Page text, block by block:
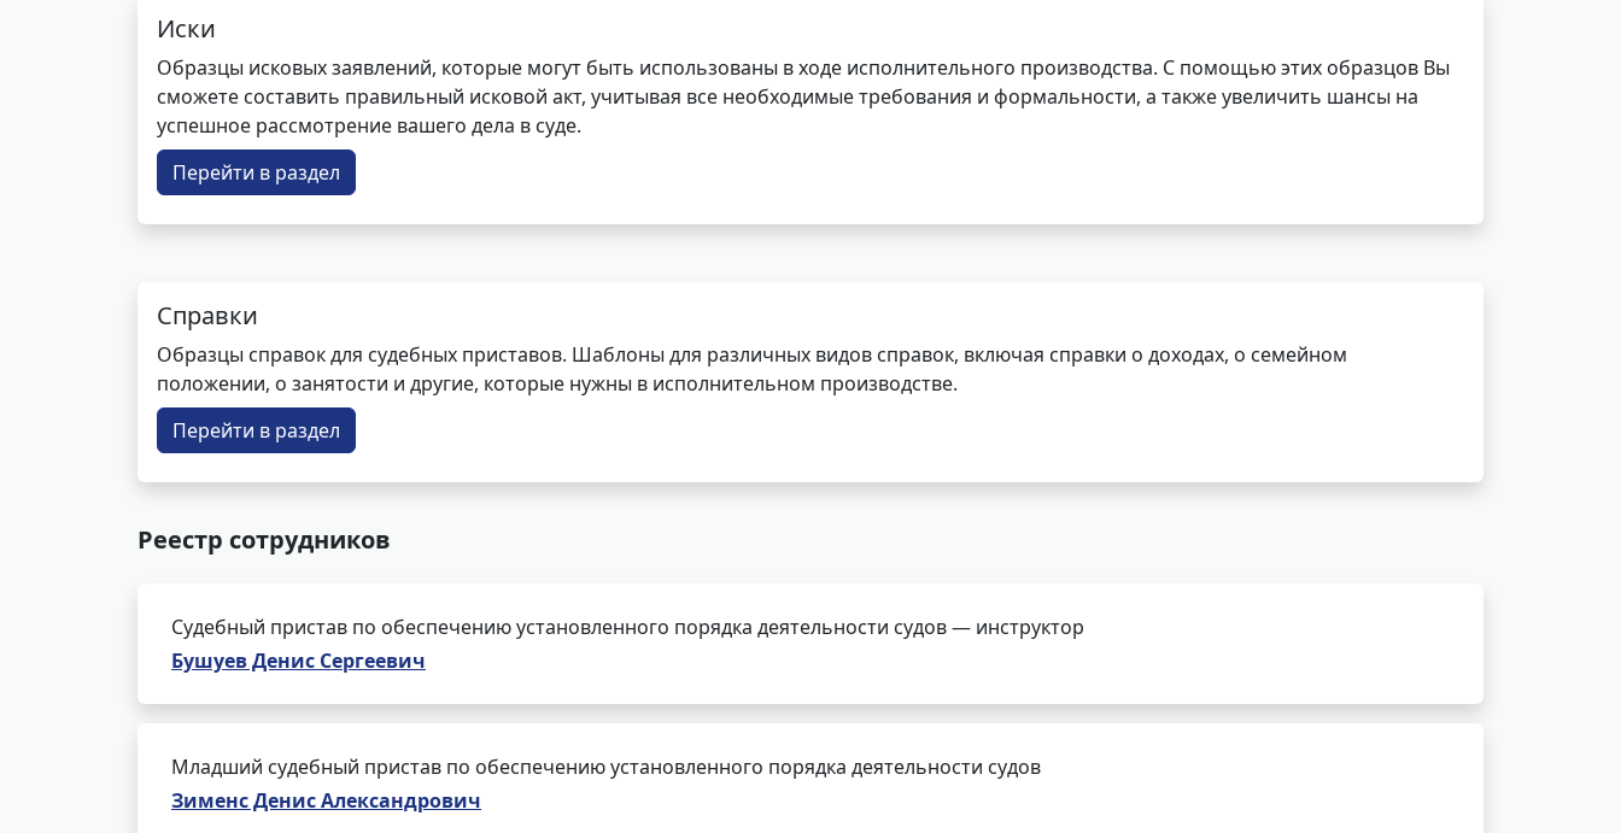
Иски
Образцы исковых заявлений, которые могут быть использованы в ходе исполнительного производства. С помощью этих образцов Вы
сможете составить правильный исковой акт, учитывая все необходимые требования и формальности, а также увеличить шансы на
успешное рассмотрение вашего дела в суде.
Перейти в раздел
Справки
Образцы справок для судебных приставов. Шаблоны для различных видов справок, включая справки о доходах, о семейном
положении, о занятости и другие, которые нужны в исполнительном производстве.
Перейти в раздел
Реестр сотрудников
Судебный пристав по обеспечению установленного порядка деятельности судов — инструктор
Бушуев Денис Сергеевич
Младший судебный пристав по обеспечению установленного порядка деятельности судов
Зименс Денис Александрович